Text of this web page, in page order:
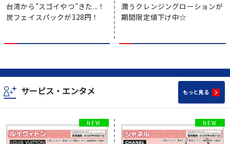
台湾から"スゴイやつ"きた...！
炭フェイスパックが328円！
潤うクレンジングローションが
期間限定値下げ中☆
サービス・エンタメ もっと見る